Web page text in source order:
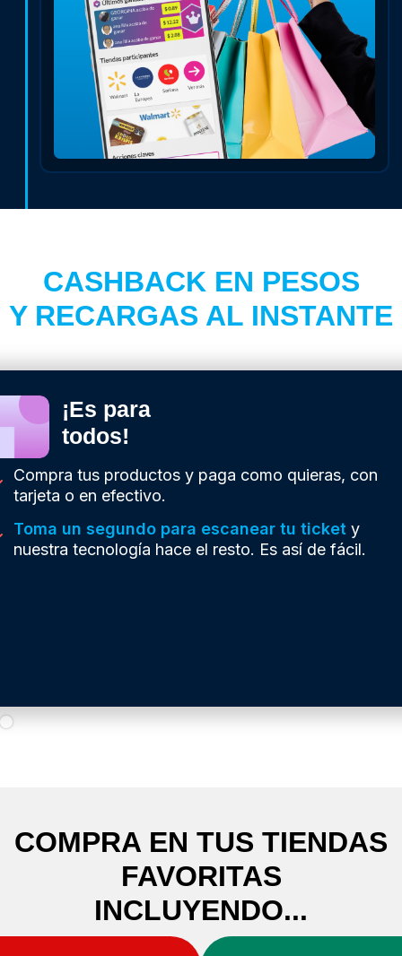
CASHBACK EN PESOS
Y RECARGAS AL INSTANTE
¡Es para
todos!
Compra tus productos y paga como quieras, con
tarjeta o en efectivo.
Toma un segundo para escanear tu ticket y
nuestra tecnología hace el resto. Es así de fácil.
3.
COMPRA EN TUS TIENDAS
FAVORITAS
INCLUYENDO...